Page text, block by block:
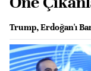
Trump, Erdoğan'ı